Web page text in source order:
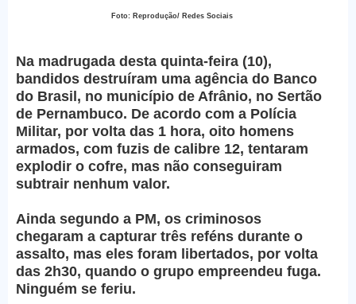
Foto: Reprodução/ Redes Sociais
Na madrugada desta quinta-feira (10),
bandidos destruíram uma agência do Banco
do Brasil, no município de Afrânio, no Sertão
de Pernambuco. De acordo com a Polícia
Militar, por volta das 1 hora, oito homens
armados, com fuzis de calibre 12, tentaram
explodir o cofre, mas não conseguiram
subtrair nenhum valor.
Ainda segundo a PM, os criminosos
chegaram a capturar três reféns durante o
assalto, mas eles foram libertados, por volta
das 2h30, quando o grupo empreendeu fuga.
Ninguém se feriu.